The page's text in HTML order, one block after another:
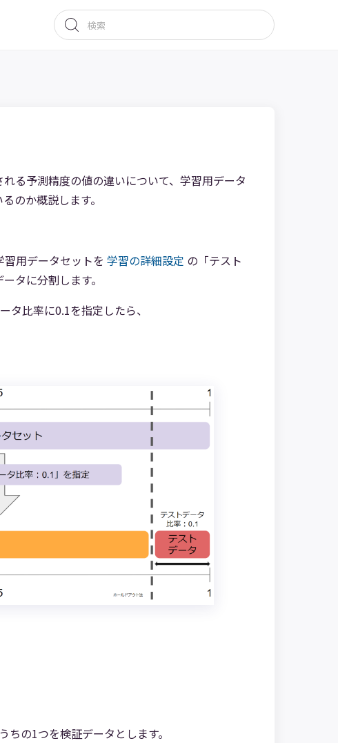
る予測精度の値の違いについて、学習用データ
のか概説します。
用データセットを 学習の詳細設定 の「テスト
タに分割します。
タ比率に0.1を指定したら、
の1つを検証データとします。